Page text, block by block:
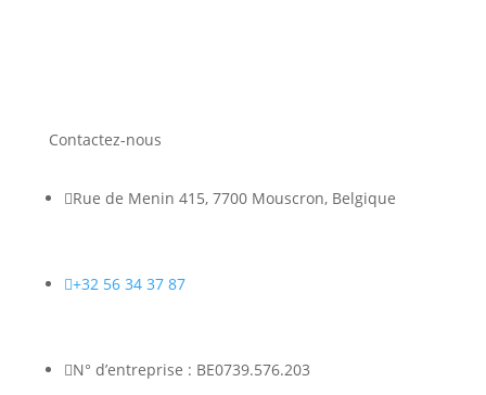
Contactez-nous
Rue de Menin 415, 7700 Mouscron, Belgique
+32 56 34 37 87
N° d’entreprise : BE0739.576.203